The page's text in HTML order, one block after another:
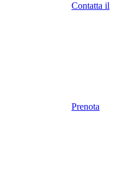
Contatta il
Prenota